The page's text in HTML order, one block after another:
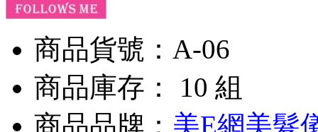
商品貨號：A-06
商品庫存： 10 組
商品品牌： 美E網美髮